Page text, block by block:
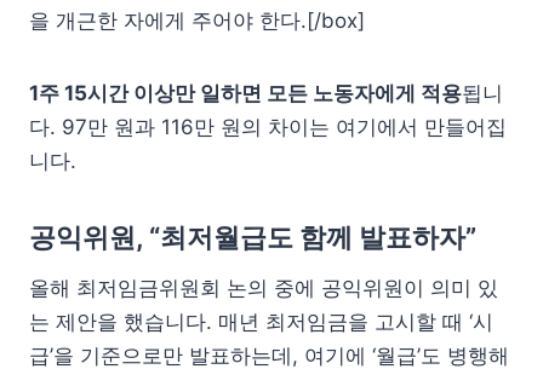
을 개근한 자에게 주어야 한다.[/box]
1주 15시간 이상만 일하면 모든 노동자에게 적용됩니
다. 97만 원과 116만 원의 차이는 여기에서 만들어집
니다.
공익위원, “최저월급도 함께 발표하자”
올해 최저임금위원회 논의 중에 공익위원이 의미 있
는 제안을 했습니다. 매년 최저임금을 고시할 때 ‘시
급’을 기준으로만 발표하는데, 여기에 ‘월급’도 병행해